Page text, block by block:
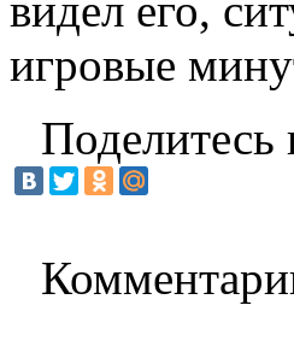
игровые
Поделитесь